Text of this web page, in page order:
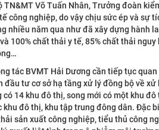
Võ Tuấn Nhân, Trưởng đoàn
công nghiệp, do vậy chịu sức ép và sự
nhiều năm qua như đã xây dựng hành
100% chất thải y tế, 85% chất thải
tác BVMT Hải Dương cần tiếp tục
tư cơ sở hạ tầng xử lý đồng bộ về
14 khu đô thị, song mới có một khu
đô thị, khu tập trung đông dân. Đặc
sản xuất công nghiệp, tiểu thủ công